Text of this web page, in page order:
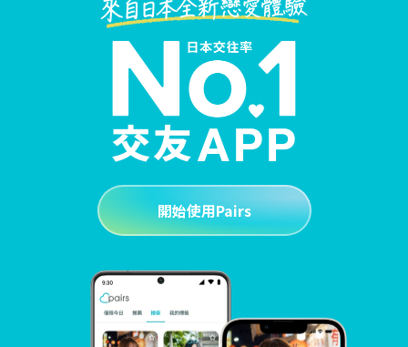
開始使用Pairs